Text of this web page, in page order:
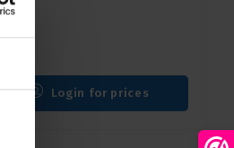
Login for prices